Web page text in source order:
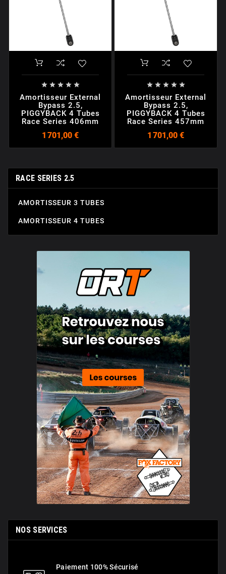
    
Amortisseur External
Bypass 2.5,
PIGGYBACK 4 Tubes
Race Series 406mm
1 701,00 €
    
Amortisseur External
Bypass 2.5,
PIGGYBACK 4 Tubes
Race Series 457mm
1 701,00 €
RACE SERIES 2.5
AMORTISSEUR 3 TUBES
AMORTISSEUR 4 TUBES
NOS SERVICES
Paiement 100% Sécurisé